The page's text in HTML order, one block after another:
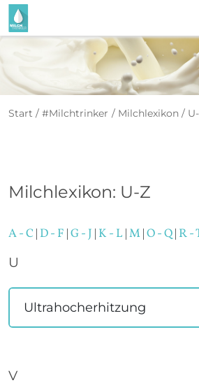
Start #Milchtrinker Milchlexikon
Milchlexikon: U-Z
A - C | D - F |G - J | K - L |M|O - Q| R -
U
Ultrahocherhitzung
V